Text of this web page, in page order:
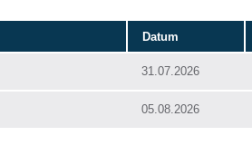
Datum
31.07.2026
05.08.2026